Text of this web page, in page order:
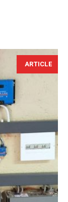
ARTICLE